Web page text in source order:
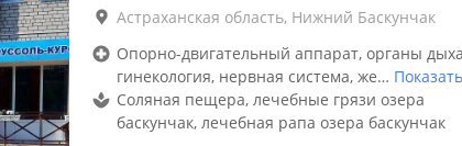
Астраханская область, Нижний Баскунчак
Опорно-двигательный аппарат, органы
гинекология, нервная система, же…
Соляная пещера, лечебные грязи озера
баскунчак, лечебная рапа озера баскунчак